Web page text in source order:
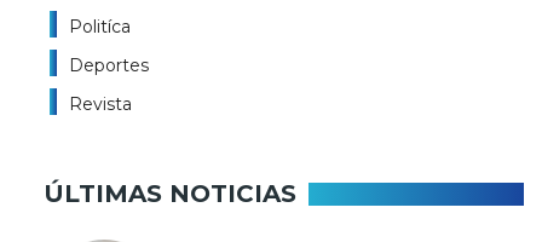
Politíca
Deportes
Revista
ÚLTIMAS NOTICIAS